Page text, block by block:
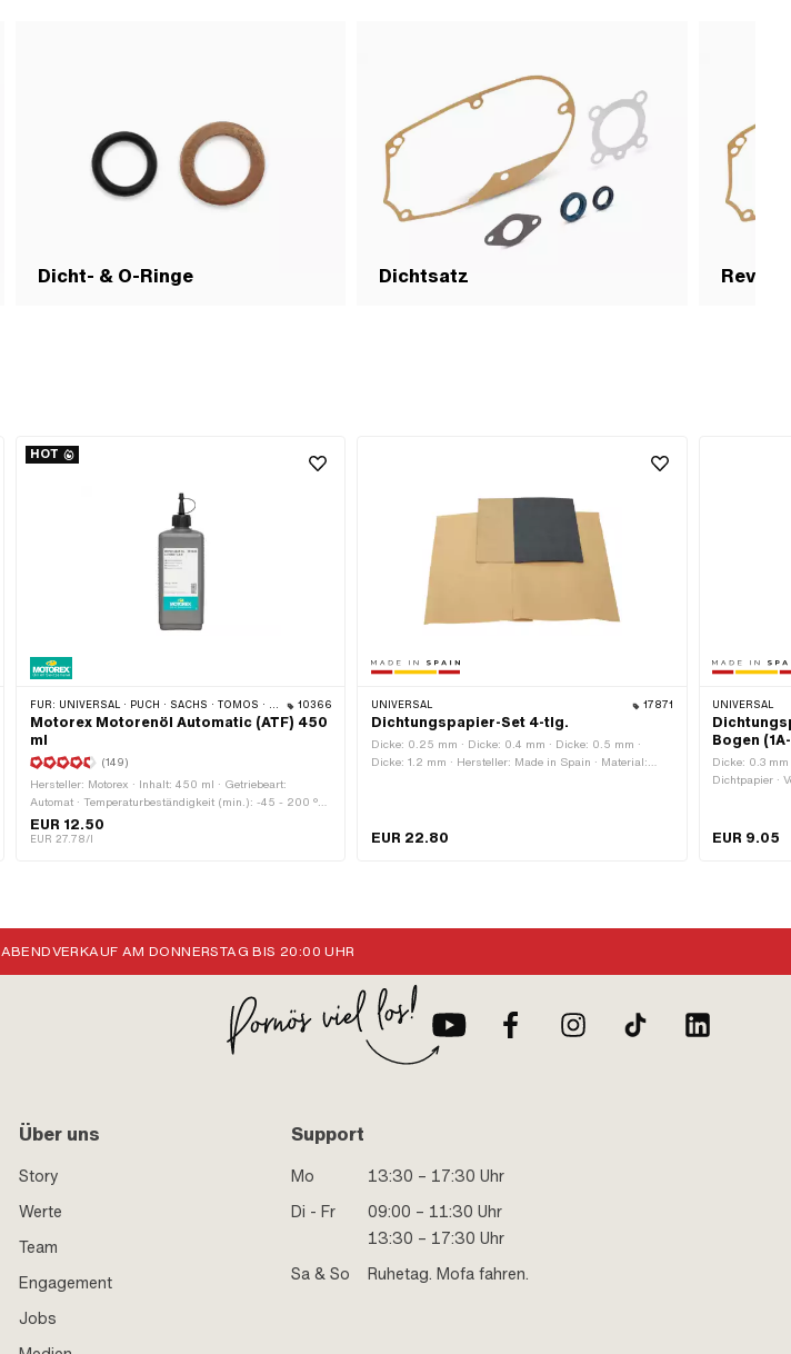
Dicht- & O-Ringe Dichtsatz
HOT
FÜR: UNIVERSAL · PUCH · SACHS · TOMOS · BYE BIKE 10366
Motorex Motorenöl Automatic (ATF) 450
ml
(149)
Hersteller: Motorex · Inhalt: 450 ml · Getriebeart:
Automat · Temperaturbeständigkeit (min.): -45 - 200 °C
· Anwendungsbereich: Getriebeschmierung mit Kupplung
· Pony OEM-Nr.: A2080 · Sachs OEM-Nr.: 0263 014
EUR 12.50
EUR 27.78/l
UNIVERSAL 17871
Dichtungspapier-Set 4-tlg.
Dicke: 0.25 mm · Dicke: 0.4 mm · Dicke: 0.5 mm ·
Dicke: 1.2 mm · Hersteller: Made in Spain · Material:
EUR 22.80
UNIVERSAL
Bogen
Dicke: 0.3
Dichtpapier ·
EUR 9.05
ABENDVERKAUF AM DONNERSTAG BIS 20:00 UHR
Über uns
Story
Werte
Team
Engagement
Jobs
Support
Mo
13:30 – 17:30 Uhr
Di - Fr
09:00 – 11:30 Uhr
13:30 – 17:30 Uhr
Sa & So
Ruhetag. Mofa fahren.